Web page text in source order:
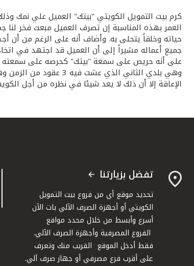
كرم بيت التمويل الكويتي "بيتك" العميل علي نمك
العمر بهذه المناسبة إن تصرف العميل مبعث فخر لنا
حياته وخلقاً يتحلى به. وأضاف أنه على الرغم من أن
جميع أعماله مشيراً إلى أن العميل قد اجتهد في
على أنه حريص على سمعة "بيتك" كحرصه على سمعته
وهي بلدي الثاني
الإعاقة إلا أن ذلك لا يعد شيئا في نظره من أجل
تفضل بزيارتنا
تحديد موقع أي من فروع بيت التمويل
الكويتي أو أجهزة الصرف الآلي بات الآن
أسرع وأبسط من خلال محدد مواقع
الفروع المصرفية وأجهزة الصرف الآلي.
فقط أدخل الموقع القريب منك وتعرف
على أقرب فرع مصرفي أو جهاز صرف آلي.